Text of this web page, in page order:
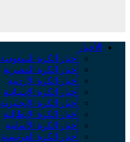
الأخبار
أخبار الكرة السعودية
أخبار الكرة المصرية
أخبار الكرة الأردنية
أخبار الكرة الإسبانية
أخبار الكرة الإنجليزية
أخبار الكرة الإيطالية
أخبار الكرة الألمانية
أخبار الكرة الفرنسية